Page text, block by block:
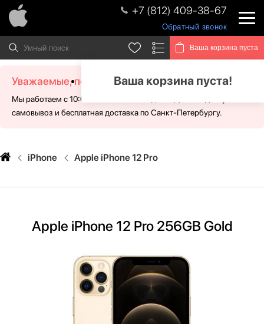
+7 (812) 409-38-67
Обратный звонок
Ваша корзина пуста
Ваша корзина пуста!
Уважаемые, посетители!
Мы работаем с 10:00 - 21:00 без выходных. Для Вас доступен
самовывоз и бесплатная доставка по Санкт-Петербургу.
iPhone Apple iPhone 12 Pro
Apple iPhone 12 Pro 256GB Gold